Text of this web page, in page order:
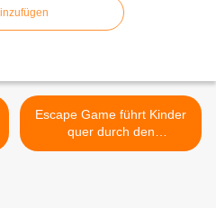
Escape Game führt Kinder
quer durch den
Veitshöchheimer Altort >